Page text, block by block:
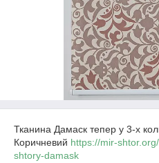
Тканина Дамаск тепер у 3-х
Коричневий https://mir-
shtory-damask